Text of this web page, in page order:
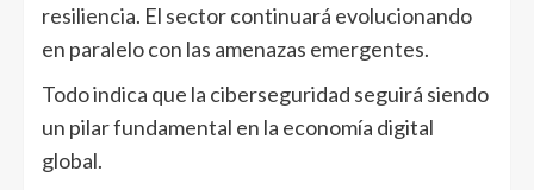
resiliencia. El sector continuará evolucionando
en paralelo con las amenazas emergentes.
Todo indica que la ciberseguridad seguirá siendo
un pilar fundamental en la economía digital
global.